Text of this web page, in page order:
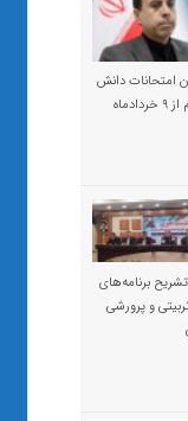
امتحانات دانش
برنامه‌های
و پرورشی